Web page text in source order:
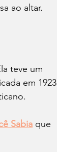
ao altar.
teve um
em 1923
Sabia que